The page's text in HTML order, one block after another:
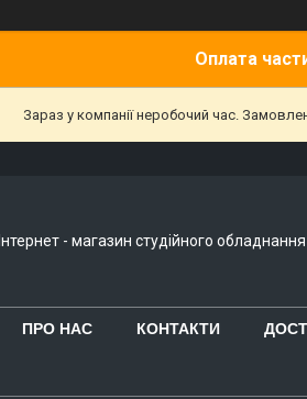
Оплата
Зараз у компанії неробочий час.
Інтернет - магазин студійного обладнання
ПРО НАС КОНТАКТИ